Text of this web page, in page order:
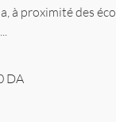
à proximité des
DA